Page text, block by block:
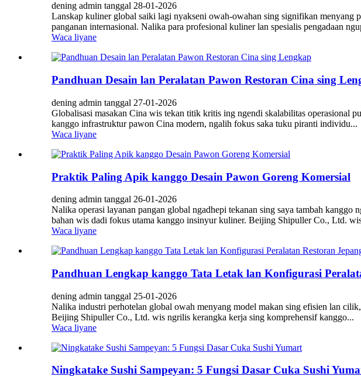
dening admin tanggal 28-01-2026
Lanskap kuliner global saiki lagi nyakseni owah-owahan sing signifikan menyang
panganan internasional. Nalika para profesional kuliner lan spesialis pengadaan
Waca liyane
Pandhuan Desain lan Peralatan Pawon Restoran Cina sing
dening admin tanggal 27-01-2026
Globalisasi masakan Cina wis tekan titik kritis ing ngendi skalabilitas operasional
kanggo infrastruktur pawon Cina modern, ngalih fokus saka tuku piranti individu...
Waca liyane
Praktik Paling Apik kanggo Desain Pawon Goreng Komersial
dening admin tanggal 26-01-2026
Nalika operasi layanan pangan global ngadhepi tekanan sing saya tambah
bahan wis dadi fokus utama kanggo insinyur kuliner. Beijing Shipuller Co., Ltd.
Waca liyane
Pandhuan Lengkap kanggo Tata Letak lan Konfigurasi
dening admin tanggal 25-01-2026
Nalika industri perhotelan global owah menyang model makan sing efisien lan
Beijing Shipuller Co., Ltd. wis ngrilis kerangka kerja sing komprehensif kanggo...
Waca liyane
Ningkatake Sushi Sampeyan: 5 Fungsi Dasar Cuka Sushi